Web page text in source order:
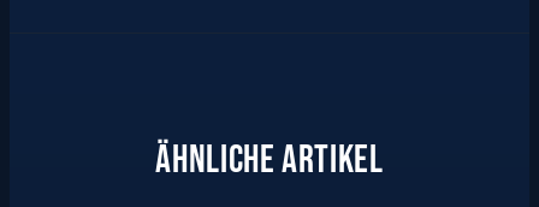
ÄHNLICHE ARTIKEL